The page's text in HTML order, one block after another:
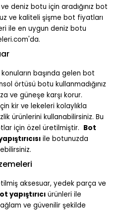
ve deniz botu için aradığınız bot
ve kaliteli şişme bot fiyatları
ile en uygun deniz botu
başında gelen bot
örtüsü botu kullanmadığınız
ve güneşe karşı korur.
için kir ve lekeleri kolaylıkla
ürünlerini kullanabilirsiniz. Bu
için özel üretilmiştir. Bot
ile botunuzda
aksesuar, yedek parça ve
yapıştırıcı ürünleri ile
ve güvenilir şekilde